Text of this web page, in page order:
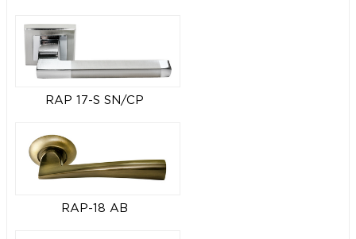
RAP 17-S SN/CP
RAP-18 AB